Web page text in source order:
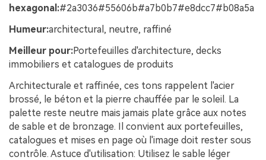
hexagonal:#2a3036#55606b#a7b0b7#e8dcc7#b08a5a
Humeur:architectural, neutre, raffiné
Meilleur pour:Portefeuilles d'architecture, decks
immobiliers et catalogues de produits
Architecturale et raffinée, ces tons rappelent l'acier
brossé, le béton et la pierre chauffée par le soleil. La
palette reste neutre mais jamais plate grâce aux notes
de sable et de bronzage. Il convient aux portefeuilles,
catalogues et mises en page où l'image doit rester sous
contrôle. Astuce d'utilisation: Utilisez le sable léger